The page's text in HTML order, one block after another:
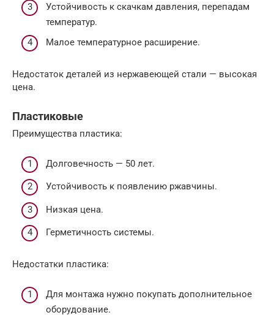
Устойчивость к скачкам давления, перепадам
температур.
Малое температурное расширение.
Недостаток деталей из нержавеющей стали — высокая
цена.
Пластиковые
Преимущества пластика:
Долговечность — 50 лет.
Устойчивость к появлению ржавчины.
Низкая цена.
Герметичность системы.
Недостатки пластика:
Для монтажа нужно покупать дополнительное
оборудование.